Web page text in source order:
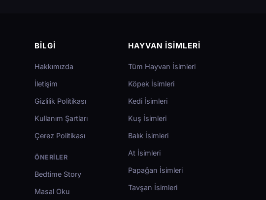
BILGI
Hakkımızda
İletişim
Gizlilik Politikası
Kullanım Şartları
Çerez Politikası
ÖNERILER
Bedtime Story
Masal Oku
HAYVAN İSIMLERI
Tüm Hayvan İsimleri
Köpek İsimleri
Kedi İsimleri
Kuş İsimleri
Balık İsimleri
At İsimleri
Papağan İsimleri
Tavşan İsimleri